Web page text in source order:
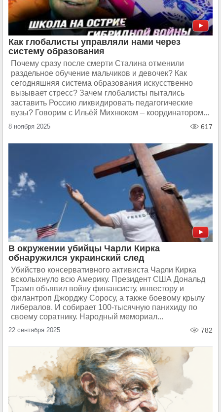
Как глобалисты управляли нами через
систему образования
Почему сразу после смерти Сталина отменили
раздельное обучение мальчиков и девочек? Как
сегодняшняя система образования искусственно
вызывает стресс? Зачем глобалисты пытались
заставить Россию ликвидировать педагогические
вузы? Говорим с Ильёй Михнюком – координатором...
8 ноября 2025 617
В окружении убийцы Чарли Кирка
обнаружился украинский след
Убийство консервативного активиста Чарли Кирка
всколыхнуло всю Америку. Президент США Дональд
Трамп объявил войну финансисту, инвестору и
филантроп Джорджу Соросу, а также боевому крылу
либералов. И собирает 100-тысячную панихиду по
своему соратнику. Народный мемориал...
22 сентября 2025 782